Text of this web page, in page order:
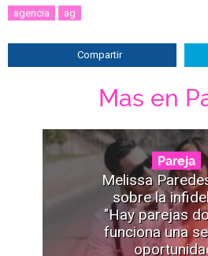
agencia ag
Compartir
Mas en
Pareja
Melissa
sobre la
"Hay parejas
funciona una